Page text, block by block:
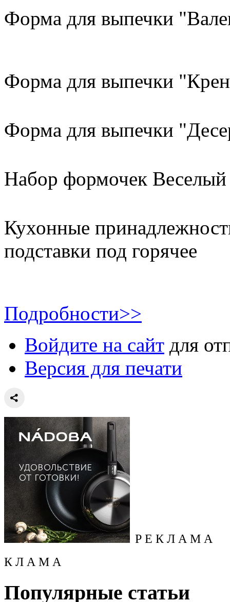
Форма для выпечки
Форма для выпечки
Форма для выпечки
Набор формочек Веселый
Кухонные
подставки под горячее
Подробности>>
Войдите на сайт для
Версия для печати
Р Е К Л А М А
К Л А М А
Популярные статьи